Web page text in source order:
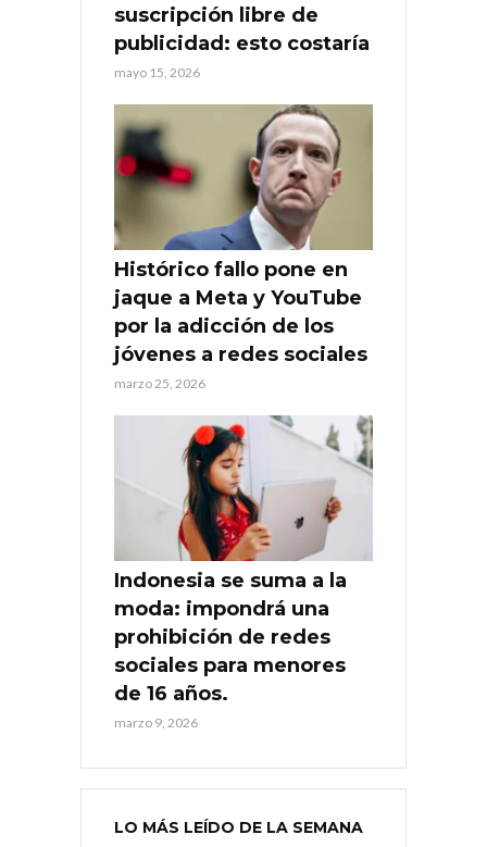
suscripción libre de
publicidad: esto costaría
mayo 15, 2026
Histórico fallo pone en
jaque a Meta y YouTube
por la adicción de los
jóvenes a redes sociales
marzo 25, 2026
Indonesia se suma a la
moda: impondrá una
prohibición de redes
sociales para menores
de 16 años.
marzo 9, 2026
LO MÁS LEÍDO DE LA SEMANA